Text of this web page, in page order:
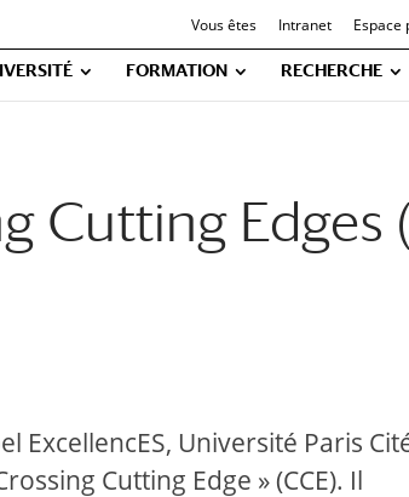
Vous êtes Intranet Espace
FORMATION RECHERCHE
Cutting Edges
ExcellencES, Université Paris
Cutting Edge » (CCE). Il